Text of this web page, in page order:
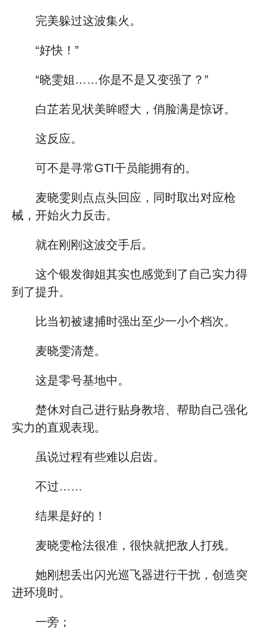
完美躲过这波集火。
“好快！”
“晓雯姐……你是不是又变强了？”
白芷若见状美眸瞪大，俏脸满是惊讶。
这反应。
可不是寻常GTI干员能拥有的。
麦晓雯则点点头回应，同时取出对应枪
械，开始火力反击。
就在刚刚这波交手后。
这个银发御姐其实也感觉到了自己实力得
到了提升。
比当初被逮捕时强出至少一小个档次。
麦晓雯清楚。
这是零号基地中。
楚休对自己进行贴身教培、帮助自己强化
实力的直观表现。
虽说过程有些难以启齿。
不过……
结果是好的！
麦晓雯枪法很准，很快就把敌人打残。
她刚想丢出闪光巡飞器进行干扰，创造突
进环境时。
一旁；